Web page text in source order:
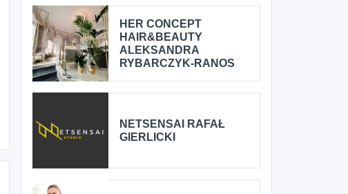
HER CONCEPT
HAIR&BEAUTY
ALEKSANDRA
RYBARCZYK-RANOS
NETSENSAI RAFAŁ
GIERLICKI